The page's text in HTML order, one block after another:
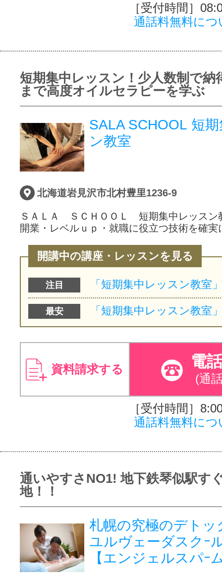
［受付時間］
通話料無料につ
短期集中レッスン！少人数制で納
まで高度オイルセラピーを学ぶ
SALA SCHOOL 短
ン教室
北海道岩見沢市北村豊里1236‐9
ＳＡＬＡ ＳＣＨＯＯＬ 短期集中レッスン
開業・レベルｕｐ・就職に役立つ技術を確
開講中の講座・レッスンを見る
注目
最安
資料請求する 電
(通
［受付時間］
通話料無料につ
通いやすさNO1! 地下鉄琴似駅す
地！！
札幌の究極のデト
ユルヴェーダスクｰ
【エンジェルスパｰ